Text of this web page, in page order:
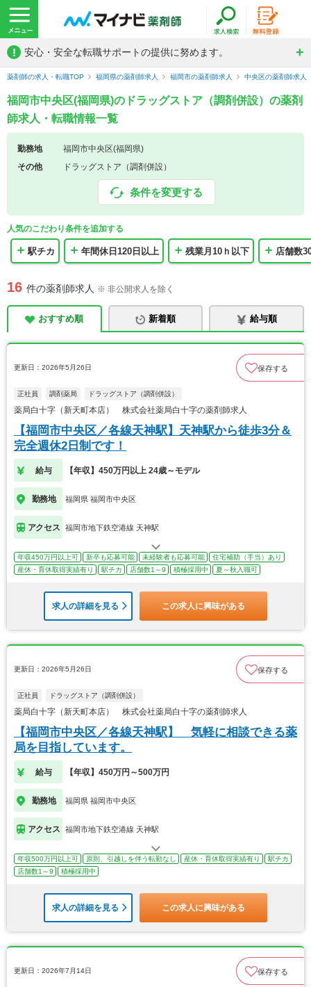
! 安心・安全な転職サポートの提供に努めます。
薬剤師の求人・転職TOP 福岡県の薬剤師求人 福岡市の薬剤師求人 中央区の薬剤師求人
福岡市中央区(福岡県)のドラッグストア（調剤併設）の薬剤
師求人・転職情報一覧
勤務地
福岡市中央区(福岡県)
その他
ドラッグストア（調剤併設）
条件を変更する
人気のこだわり条件を追加する
駅チカ 年間休日120日以上 残業月10ｈ以下 店舗数
16 件の薬剤師求人 ※ 非公開求人を除く
おすすめ順 新着順 給与順
更新日：2026年5月26日 保存する
正社員 調剤薬局 ドラッグストア（調剤併設）
薬局白十字（新天町本店） 株式会社薬局白十字の薬剤師求人
【福岡市中央区／各線天神駅】天神駅から徒歩3分＆
完全週休2日制です！
給与 【年収】450万円以上 24歳～モデル
勤務地 福岡県 福岡市中央区
アクセス 福岡市地下鉄空港線 天神駅
年収450万円以上可 新卒も応募可能 未経験者も応募可能
住宅補助（手当）あり
産休・育休取得実績有り
駅チカ 店舗数1～9 積極採用中 夏～秋入職可
求人の詳細を見る この求人に興味がある
更新日：2026年5月26日 保存する
正社員 ドラッグストア（調剤併設）
薬局白十字（新天町本店） 株式会社薬局白十字の薬剤師求人
【福岡市中央区／各線天神駅】 気軽に相談できる薬
局を目指しています。
給与 【年収】450万円～500万円
勤務地 福岡県 福岡市中央区
アクセス 福岡市地下鉄空港線 天神駅
年収500万円以上可 原則、引越しを伴う転勤なし 産休・育休取得実績有り
駅チカ
店舗数1～9
積極採用中
求人の詳細を見る この求人に興味がある
更新日：2026年7月14日 保存する